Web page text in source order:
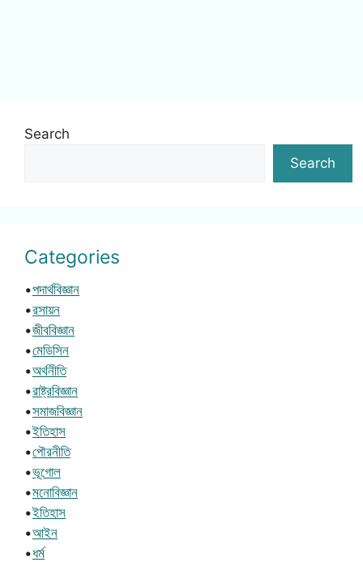
Search
Search
Categories
•পদার্থবিজ্ঞান
•রসায়ন
•জীববিজ্ঞান
•মেডিসিন
•অর্থনীতি
•রাষ্ট্রবিজ্ঞান
•সমাজবিজ্ঞান
•ইতিহাস
•পৌরনীতি
•ভূগোল
•মনোবিজ্ঞান
•ইতিহাস
•আইন
•ধর্ম